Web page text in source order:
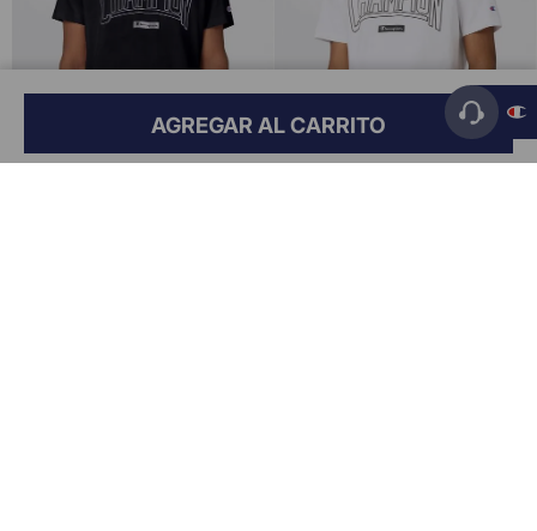
AGREGAR AL CARRITO
Vista rápida Vista rápida